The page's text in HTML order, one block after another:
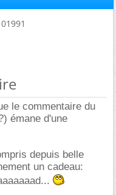
le commentaire du
émane d'une
depuis belle
un cadeau: